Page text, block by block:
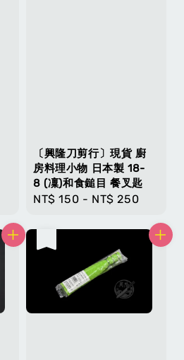
〔興隆刀剪行〕現貨 廚
房料理小物 日本製 18-
8 (凜)和食鎚目 餐叉匙
Regular
NT$ 150 - NT$ 250